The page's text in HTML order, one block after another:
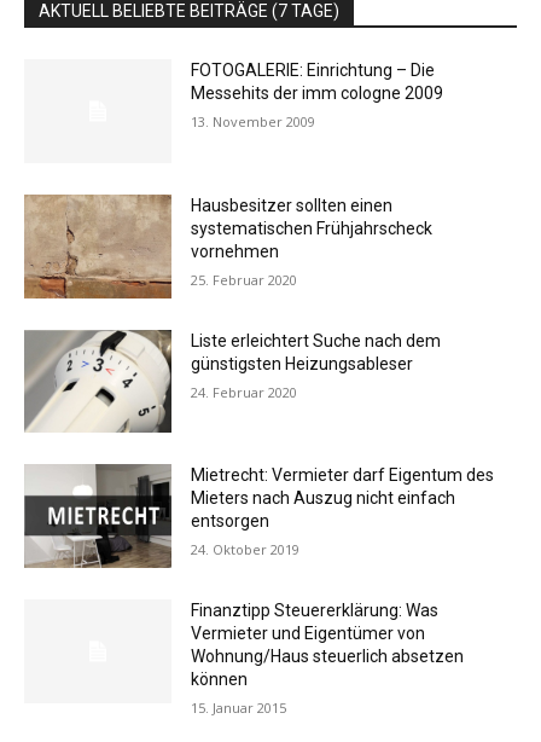
AKTUELL BELIEBTE BEITRÄGE (7 TAGE)
FOTOGALERIE: Einrichtung – Die
Messehits der imm cologne 2009
13. November 2009
Hausbesitzer sollten einen
systematischen Frühjahrscheck
vornehmen
25. Februar 2020
Liste erleichtert Suche nach dem
günstigsten Heizungsableser
24. Februar 2020
Mietrecht: Vermieter darf Eigentum des
Mieters nach Auszug nicht einfach
entsorgen
24. Oktober 2019
Finanztipp Steuererklärung: Was
Vermieter und Eigentümer von
Wohnung/Haus steuerlich absetzen
können
15. Januar 2015